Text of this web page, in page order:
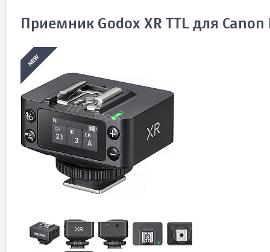
Приемник Godox XR TTL для Canon